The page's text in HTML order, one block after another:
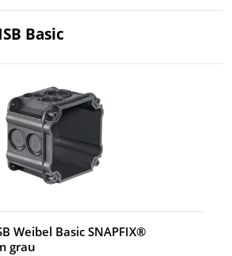
Basic
Weibel Basic SNAPFIX®
grau